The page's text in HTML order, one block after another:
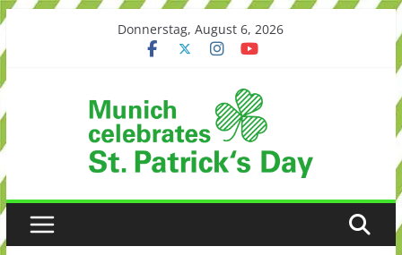
Skip
to
Donnerstag, August 6, 2026